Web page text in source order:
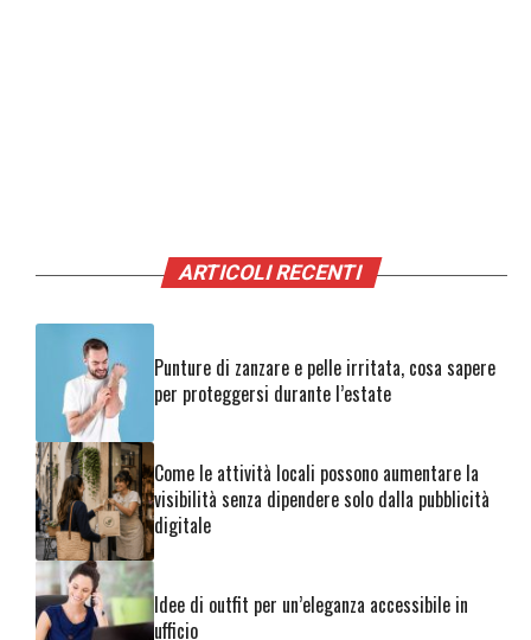
ARTICOLI RECENTI
Punture di zanzare e pelle irritata, cosa sapere
per proteggersi durante l’estate
Come le attività locali possono aumentare la
visibilità senza dipendere solo dalla pubblicità
digitale
Idee di outfit per un’eleganza accessibile in
ufficio